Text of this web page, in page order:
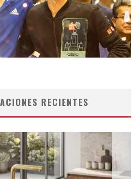
RECIENTES